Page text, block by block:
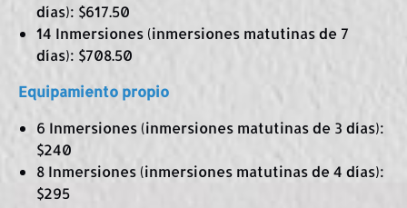
días): $617.50
14 Inmersiones (inmersiones matutinas de 7
días): $708.50
Equipamiento propio
6 Inmersiones (inmersiones matutinas de 3 días):
$240
8 Inmersiones (inmersiones matutinas de 4 días):
$295